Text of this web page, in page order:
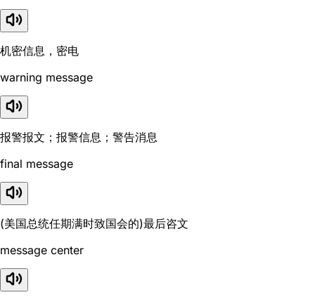
机密信息，密电
warning message
报警报文；报警信息；警告消息
final message
(美国总统任期满时致国会的)最后咨文
message center